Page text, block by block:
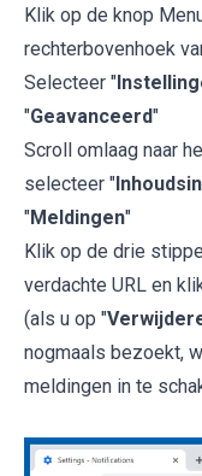
Klik op de knop
rechterbovenhoek
Selecteer "
"Geavanceerd"
Scroll omlaag naar
selecteer "
"Meldingen"
Klik op de drie
verdachte URL en
(als u op "
nogmaals bezoekt,
meldingen in te